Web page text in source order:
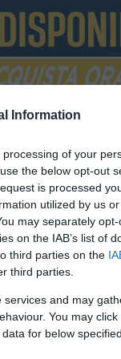
Information
of your
the below opt-out
is processed
utilized by us
may separately
on the IAB’s list of
third parties on the
third parties.
and may
You may
for below
l’accordo con il
ds Marco Ottolini ha
in tempi record. Il